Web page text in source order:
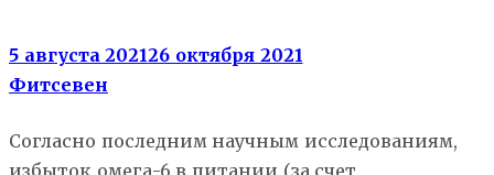
5 августа 202126 октября 2021
Фитсевен
Согласно последним научным исследованиям,